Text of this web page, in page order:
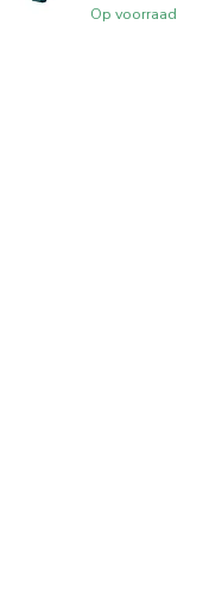
Op voorraad